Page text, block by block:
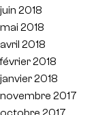
juin 2018
mai 2018
avril 2018
février 2018
janvier 2018
novembre 2017
octobre 2017